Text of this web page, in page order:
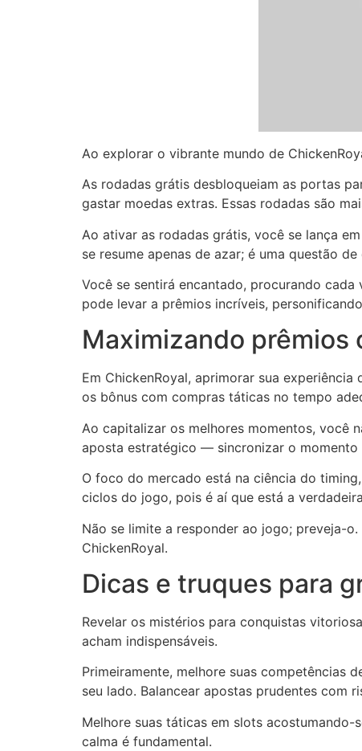
Ao explorar o vibrante mundo de
As rodadas grátis desbloqueiam as portas
gastar moedas extras. Essas rodadas são
Ao ativar as rodadas grátis, você se lança
se resume apenas de azar; é uma questão
Você se sentirá encantado, procurando
pode levar a prêmios incríveis,
Maximizando
Em ChickenRoyal, aprimorar sua
os bônus com compras táticas no tempo
Ao capitalizar os melhores momentos, você
aposta estratégico — sincronizar o
O foco do mercado está na ciência do
ciclos do jogo, pois é aí que está a
Não se limite a responder ao jogo; preveja-
ChickenRoyal.
Dicas e truques para
Revelar os mistérios para conquistas
acham indispensáveis.
Primeiramente, melhore suas competências
seu lado. Balancear apostas prudentes com
Melhore suas táticas em slots
calma é fundamental.